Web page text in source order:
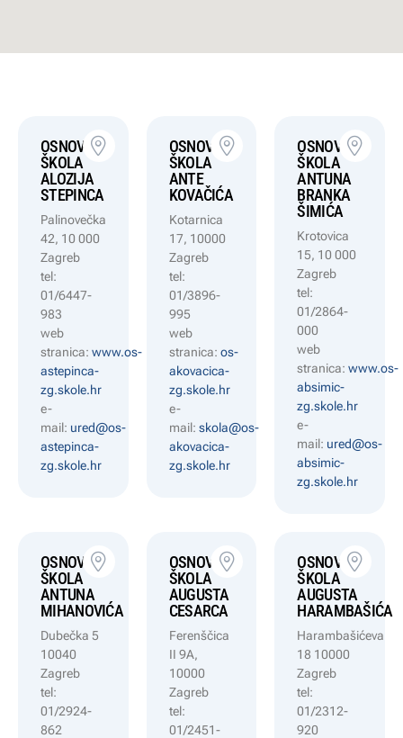
OSNOVNA
ŠKOLA
ALOZIJA
STEPINCA
Palinovečka
42, 10 000
Zagreb
tel:
01/6447-
983
web
stranica: www.os-
astepinca-
zg.skole.hr
e-
mail: ured@os-
astepinca-
zg.skole.hr
OSNOVNA
ŠKOLA
ANTE
KOVAČIĆA
Kotarnica
17, 10000
Zagreb
tel:
01/3896-
995
web
stranica: os-
akovacica-
zg.skole.hr
e-
mail: skola@os-
akovacica-
zg.skole.hr
OSNOVNA
ŠKOLA
ANTUNA
BRANKA
ŠIMIĆA
Krotovica
15, 10 000
Zagreb
tel:
01/2864-
000
web
stranica:www.os-
absimic-
zg.skole.hr
e-
mail: ured@os-
absimic-
zg.skole.hr
OSNOVNA
ŠKOLA
ANTUNA
MIHANOVIĆA
Dubečka 5
10040
Zagreb
tel:
01/2924-
862
OSNOVNA
ŠKOLA
AUGUSTA
CESARCA
Ferenščica
II 9A,
10000
Zagreb
tel:
01/2451-
OSNOVNA
ŠKOLA
AUGUSTA
HARAMBAŠIĆA
Harambašićeva
18 10000
Zagreb
tel:
01/2312-
920